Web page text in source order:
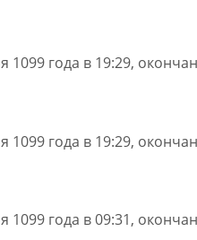
1099 года в 19:29,
1099 года в 19:29,
1099 года в 09:31,